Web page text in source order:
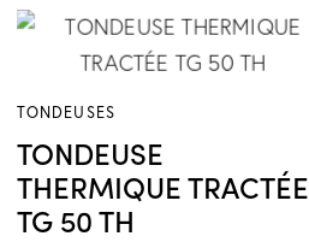
TONDEUSE
THERMIQUE TRACTÉE
TG 50 TH
TONDEUSES